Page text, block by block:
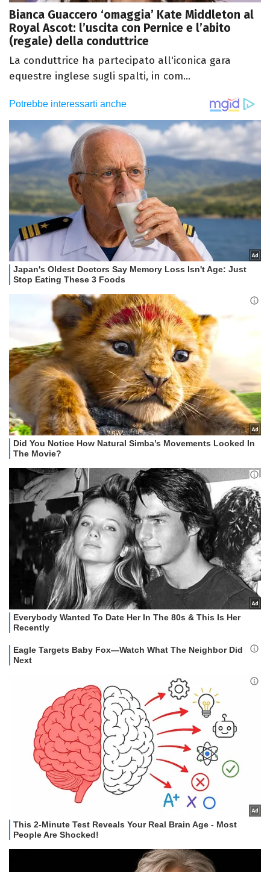
Bianca Guaccero ‘omaggia’ Kate Middleton al
Royal Ascot: l’uscita con Pernice e l’abito
(regale) della conduttrice
La conduttrice ha partecipato all'iconica gara
equestre inglese sugli spalti, in com...